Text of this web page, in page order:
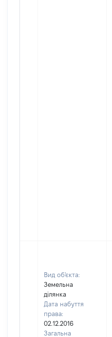
Вид об'єкта:
Земельна
ділянка
Дата набуття
права:
02.12.2016
Загальна